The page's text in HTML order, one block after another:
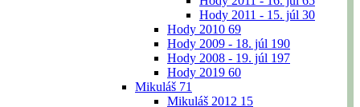
Hody 2011 - 15. júl 30
Hody 2010 69
Hody 2009 - 18. júl 190
Hody 2008 - 19. júl 197
Hody 2019 60
Mikuláš 71
Mikuláš 2012 15